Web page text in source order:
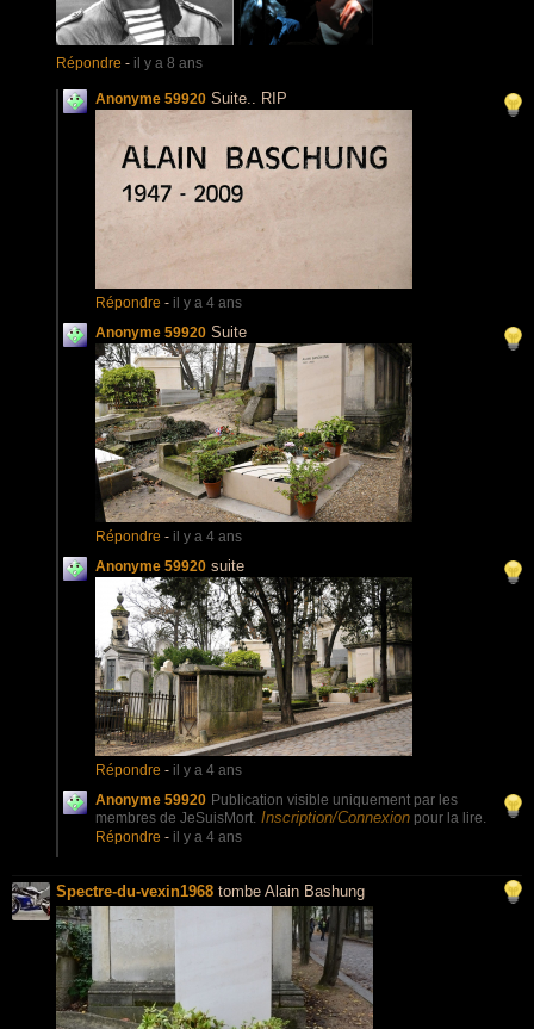
Répondre - il y a 8 ans
Anonyme 59920 Suite.. RIP
Répondre - il y a 4 ans
Anonyme 59920 Suite
Répondre - il y a 4 ans
Anonyme 59920 suite
Répondre - il y a 4 ans
Anonyme 59920 Publication visible uniquement par les
membres de JeSuisMort. Inscription/Connexion pour la lire.
Répondre - il y a 4 ans
Spectre-du-vexin1968 tombe Alain Bashung